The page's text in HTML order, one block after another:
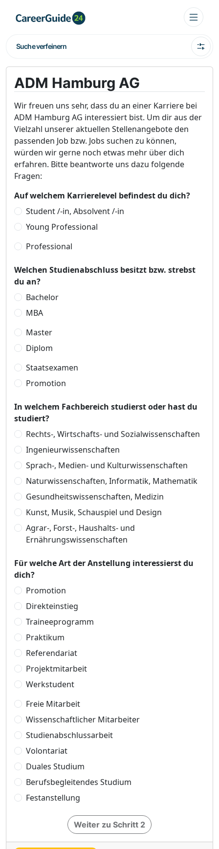
Suche verfeinern
ADM Hamburg AG
Wir freuen uns sehr, dass du an einer Karriere bei
ADM Hamburg AG interessiert bist. Um dir aus der
Vielzahl unserer aktuellen Stellenangebote den
passenden Job bzw. Jobs suchen zu können,
würden wir gerne noch etwas mehr über dich
erfahren. Bitte beantworte uns dazu folgende
Fragen:
Auf welchem Karrierelevel befindest du dich?
Student /-in, Absolvent /-in
Young Professional
Professional
Welchen Studienabschluss besitzt bzw. strebst
du an?
Bachelor
MBA
Master
Diplom
Staatsexamen
Promotion
In welchem Fachbereich studierst oder hast du
studiert?
Rechts-, Wirtschafts- und Sozialwissenschaften
Ingenieurwissenschaften
Sprach-, Medien- und Kulturwissenschaften
Naturwissenschaften, Informatik, Mathematik
Gesundheitswissenschaften, Medizin
Kunst, Musik, Schauspiel und Design
Agrar-, Forst-, Haushalts- und
Ernährungswissenschaften
Für welche Art der Anstellung interessierst du
dich?
Promotion
Direkteinstieg
Traineeprogramm
Praktikum
Referendariat
Projektmitarbeit
Werkstudent
Freie Mitarbeit
Wissenschaftlicher Mitarbeiter
Studienabschlussarbeit
Volontariat
Duales Studium
Berufsbegleitendes Studium
Festanstellung
Weiter zu Schritt 2